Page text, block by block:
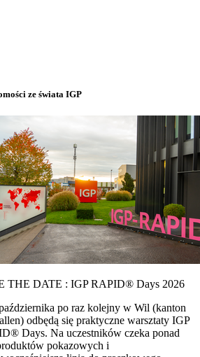
ze świata IGP
THE DATE : IGP RAPID® Days 2026
po raz kolejny w Wil (kanton
odbędą się praktyczne warsztaty IGP
Days. Na uczestników czeka ponad
pokazowych i